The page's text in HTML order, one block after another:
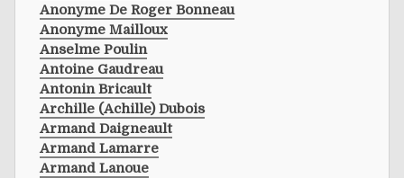
Anonyme De Roger Bonneau
Anonyme Mailloux
Anselme Poulin
Antoine Gaudreau
Antonin Bricault
Archille (achille) Dubois
Armand Daigneault
Armand Lamarre
Armand Lanoue